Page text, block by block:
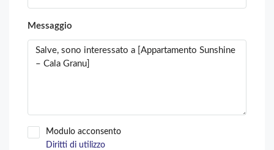
Messaggio
Modulo acconsento
Diritti di utilizzo